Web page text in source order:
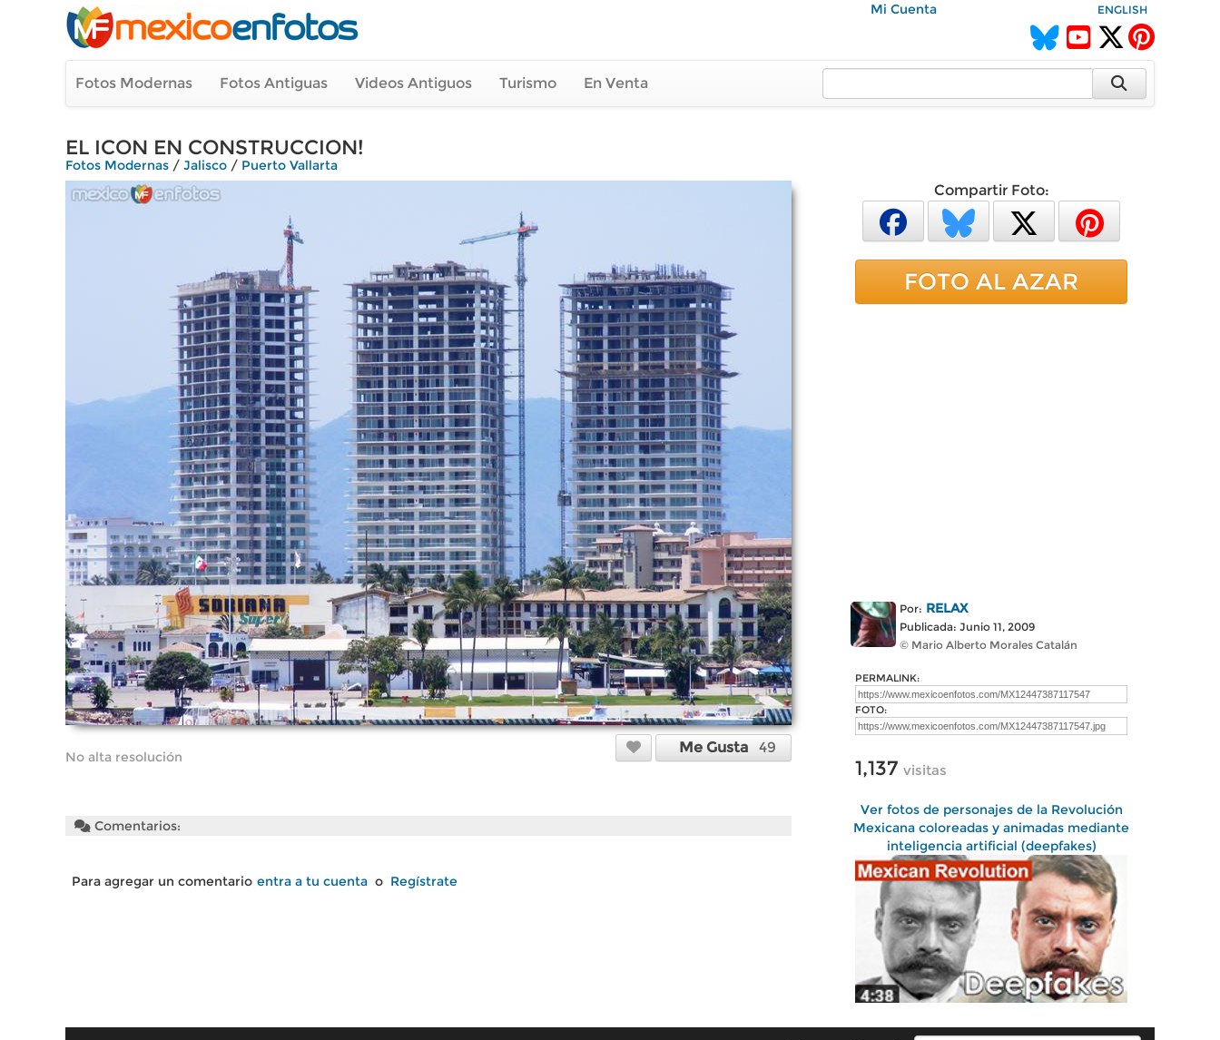
Mi Cuenta ENGLISH
Fotos Modernas Fotos Antiguas Videos Antiguos Turismo En Venta
EL ICON EN CONSTRUCCION!
Fotos Modernas / Jalisco / Puerto Vallarta
No alta resolución
Me Gusta 49
Comentarios:
Para agregar un comentario entra a tu cuenta o Regístrate
Compartir Foto:
FOTO AL AZAR
Por: RELAX
Publicada: Junio 11, 2009
© Mario Alberto Morales Catalán
PERMALINK:
FOTO:
1,137 visitas
Ver fotos de personajes de la Revolución
Mexicana coloreadas y animadas mediante
inteligencia artificial (deepfakes)